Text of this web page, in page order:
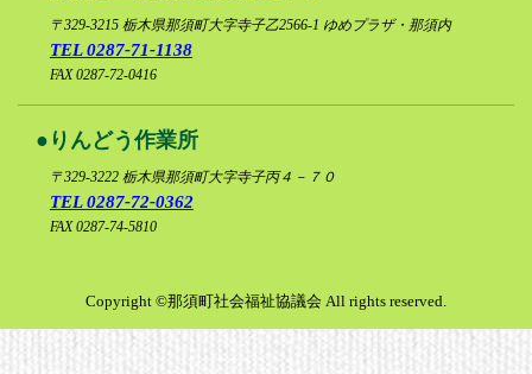
〒329-3215 栃木県那須町大字寺子乙2566-1 ゆめプラザ・那須内
TEL 0287-71-1138
FAX 0287-72-0416
りんどう作業所
〒329-3222 栃木県那須町大字寺子丙４－７０
TEL 0287-72-0362
FAX 0287-74-5810
Copyright ©那須町社会福祉協議会 All rights reserved.